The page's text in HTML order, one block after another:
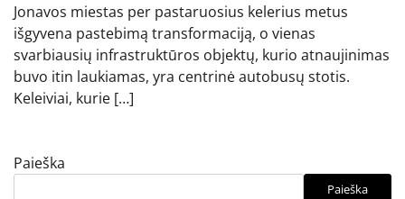
Jonavos miestas per pastaruosius kelerius metus
išgyvena pastebimą transformaciją, o vienas
svarbiausių infrastruktūros objektų, kurio atnaujinimas
buvo itin laukiamas, yra centrinė autobusų stotis.
Keleiviai, kurie […]
Paieška
Paieška